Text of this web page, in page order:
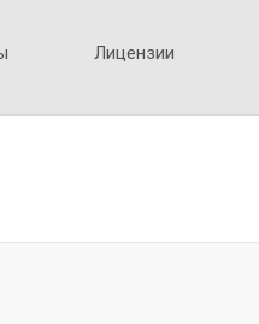
Лицензии